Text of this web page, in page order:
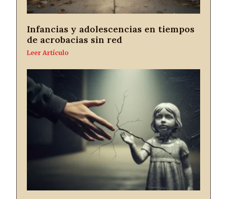
Infancias y adolescencias en tiempos
de acrobacias sin red
Leer Artículo